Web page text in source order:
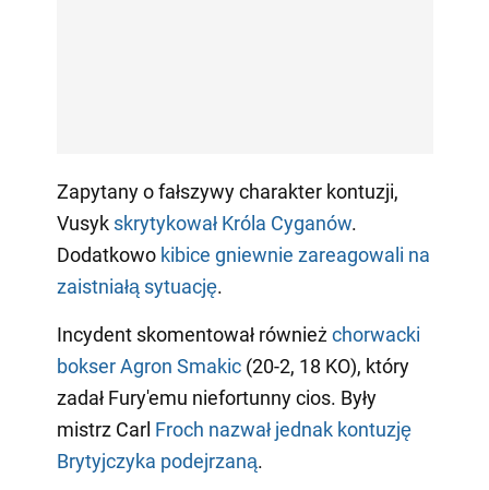
Zapytany o fałszywy charakter kontuzji,
Vusyk skrytykował Króla Cyganów.
Dodatkowo kibice gniewnie zareagowali na
zaistniałą sytuację.
Incydent skomentował również chorwacki
bokser Agron Smakic(20-2, 18 KO), który
zadał Fury'emu niefortunny cios. Były
mistrz Carl Froch nazwał jednak kontuzję
Brytyjczyka podejrzaną.